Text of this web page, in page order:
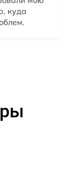
куда